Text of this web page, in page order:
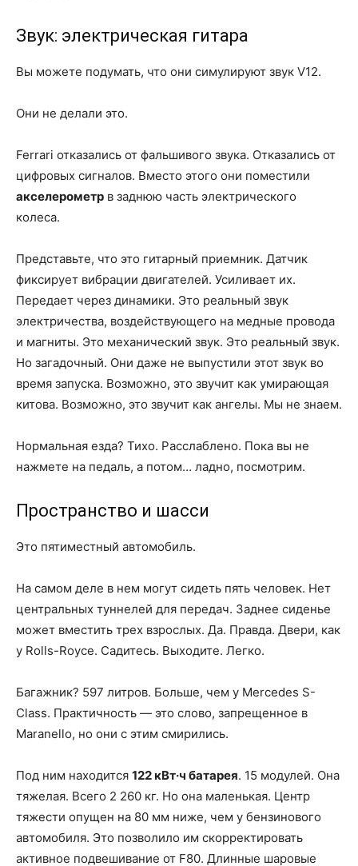
Звук: электрическая гитара
Вы можете подумать, что они симулируют звук V12.
Они не делали это.
Ferrari отказались от фальшивого звука. Отказались от
цифровых сигналов. Вместо этого они поместили
акселерометр в заднюю часть электрического
колеса.
Представьте, что это гитарный приемник. Датчик
фиксирует вибрации двигателей. Усиливает их.
Передает через динамики. Это реальный звук
электричества, воздействующего на медные провода
и магниты. Это механический звук. Это реальный звук.
Но загадочный. Они даже не выпустили этот звук во
время запуска. Возможно, это звучит как умирающая
китова. Возможно, это звучит как ангелы. Мы не знаем.
Нормальная езда? Тихо. Расслаблено. Пока вы не
нажмете на педаль, а потом… ладно, посмотрим.
Пространство и шасси
Это пятиместный автомобиль.
На самом деле в нем могут сидеть пять человек. Нет
центральных туннелей для передач. Заднее сиденье
может вместить трех взрослых. Да. Правда. Двери, как
у Rolls-Royce. Садитесь. Выходите. Легко.
Багажник? 597 литров. Больше, чем у Mercedes S-
Class. Практичность — это слово, запрещенное в
Maranello, но они с этим смирились.
Под ним находится 122 кВт·ч батарея. 15 модулей. Она
тяжелая. Всего 2 260 кг. Но она маленькая. Центр
тяжести опущен на 80 мм ниже, чем у бензинового
автомобиля. Это позволило им скорректировать
активное подвешивание от F80. Длинные шаровые